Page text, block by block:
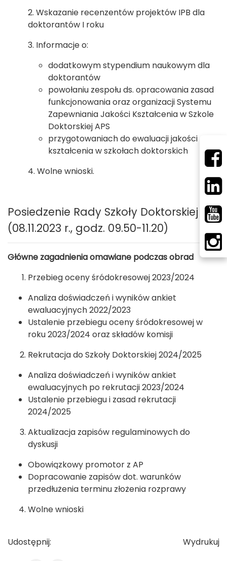
2. Wskazanie recenzentów projektów IPB dla
doktorantów I roku
3. Informacje o:
dodatkowym stypendium naukowym dla
doktorantów
powołaniu zespołu ds. opracowania zasad
funkcjonowania oraz organizacji Systemu
Zapewniania Jakości Kształcenia w Szkole
Doktorskiej APS
przygotowaniach do ewaluacji jakości
kształcenia w szkołach doktorskich
4. Wolne wnioski.
Posiedzenie Rady Szkoły Doktorskiej
(08.11.2023 r., godz. 09.50-11.20)
Główne zagadnienia omawiane podczas obrad
Przebieg oceny śródokresowej 2023/2024
Analiza doświadczeń i wyników ankiet
ewaluacyjnych 2022/2023
Ustalenie przebiegu oceny śródokresowej w
roku 2023/2024 oraz składów komisji
Rekrutacja do Szkoły Doktorskiej 2024/2025
Analiza doświadczeń i wyników ankiet
ewaluacyjnych po rekrutacji 2023/2024
Ustalenie przebiegu i zasad rekrutacji
2024/2025
Aktualizacja zapisów regulaminowych do
dyskusji
Obowiązkowy promotor z AP
Dopracowanie zapisów dot. warunków
przedłużenia terminu złożenia rozprawy
Wolne wnioski
Udostępnij: Wydrukuj